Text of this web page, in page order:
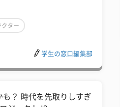
クター
学生の窓口編集部
？ 時代を先取りしすぎ